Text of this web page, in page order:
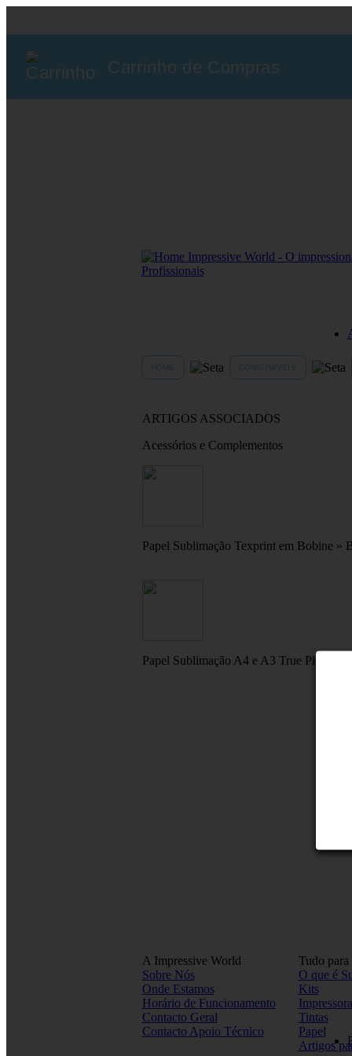
Carrinho de Compras
HOME CONSUMÍVEIS
ARTIGOS ASSOCIADOS
Acessórios e Complementos
Papel Sublimação Texprint em Bobine »
Papel Sublimação A4 e A3 True Pix »
A Impressive World
Sobre Nós
Onde Estamos
Horário de Funcionamento
Contacto Geral
Contacto Apoio Técnico
Tudo para
O que é
Kits
Tintas
Papel
Artigos